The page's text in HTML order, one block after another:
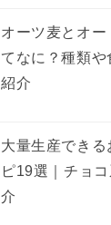
オーツ麦とオー
てなに？種類や
紹介
大量生産でき
ピ19選｜チョ
介